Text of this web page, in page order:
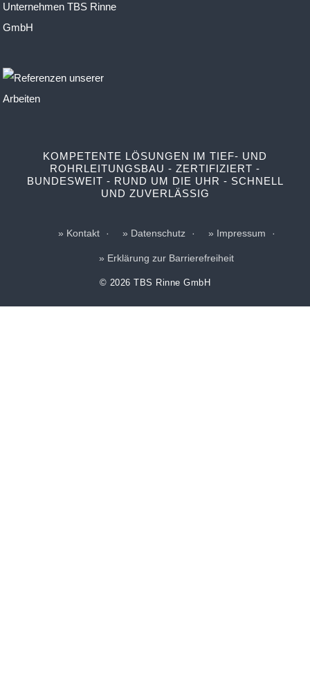
KOMPETENTE LÖSUNGEN IM TIEF- UND
ROHRLEITUNGSBAU - ZERTIFIZIERT -
BUNDESWEIT - RUND UM DIE UHR - SCHNELL
UND ZUVERLÄSSIG
Kontakt Datenschutz Impressum
Erklärung zur Barrierefreiheit
© 2026 TBS Rinne GmbH